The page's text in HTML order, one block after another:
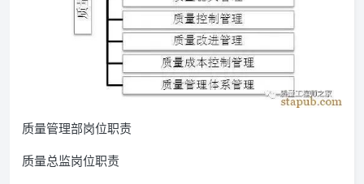
质量管理部岗位职责
质量总监岗位职责